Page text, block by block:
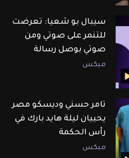
سيبال بو شعيا: تعرضت
للتنمر على صوتي ومن
صوتي بوصل رسالة
ميكس
تامر حسني وديسكو مصر
يحييان ليلة هايد بارك في
رأس الحكمة
ميكس